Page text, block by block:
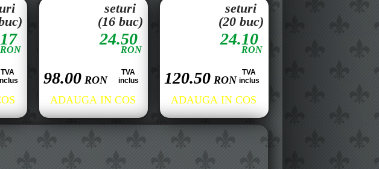
RON
TVA
24.50
RON
98.00RON
TVA
inclus
seturi
(16 buc)
24.10
RON
120.50RON
TVA
inclus
seturi
(20 buc)